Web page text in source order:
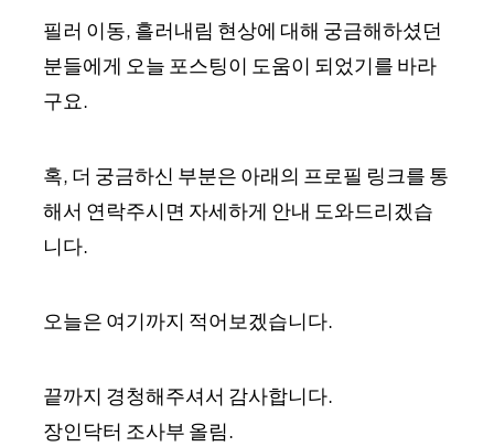
필러 이동, 흘러내림 현상에 대해 궁금해하셨던
분들에게 오늘 포스팅이 도움이 되었기를 바라
구요.
혹, 더 궁금하신 부분은 아래의 프로필 링크를 통
해서 연락주시면 자세하게 안내 도와드리겠습
니다.
오늘은 여기까지 적어보겠습니다.
끝까지 경청해주셔서 감사합니다.
장인닥터 조사부 올림.